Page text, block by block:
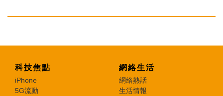
科技焦點
iPhone
5G流動
網絡生活
網絡熱話
生活情報